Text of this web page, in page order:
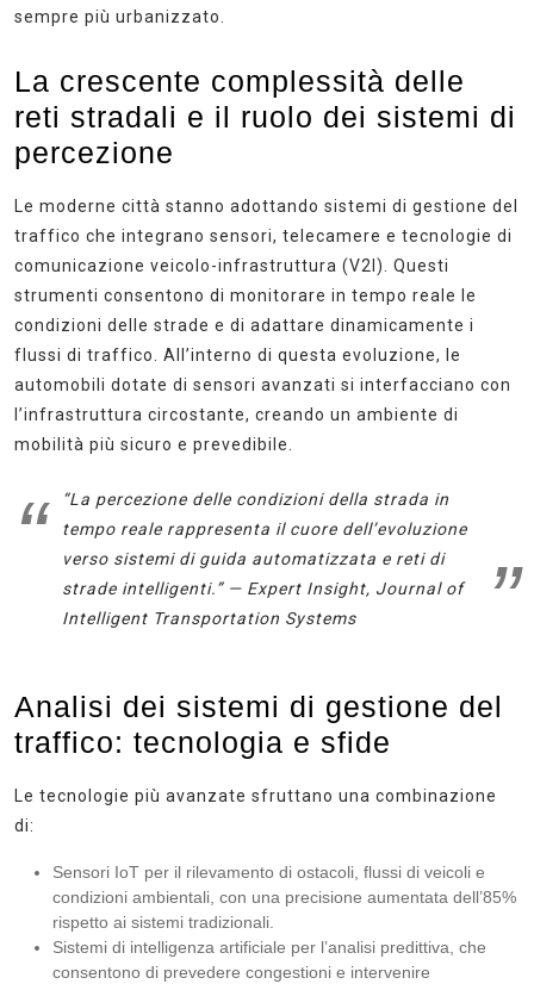
sempre più urbanizzato.
La crescente complessità delle
reti stradali e il ruolo dei sistemi di
percezione
Le moderne città stanno adottando sistemi di gestione del
traffico che integrano sensori, telecamere e tecnologie di
comunicazione veicolo-infrastruttura (V2I). Questi
strumenti consentono di monitorare in tempo reale le
condizioni delle strade e di adattare dinamicamente i
flussi di traffico. All’interno di questa evoluzione, le
automobili dotate di sensori avanzati si interfacciano con
l’infrastruttura circostante, creando un ambiente di
mobilità più sicuro e prevedibile.
“La percezione delle condizioni della strada in
tempo reale rappresenta il cuore dell’evoluzione
verso sistemi di guida automatizzata e reti di
strade intelligenti.” — Expert Insight, Journal of
Intelligent Transportation Systems
Analisi dei sistemi di gestione del
traffico: tecnologia e sfide
Le tecnologie più avanzate sfruttano una combinazione
di:
Sensori IoT per il rilevamento di ostacoli, flussi di veicoli e
condizioni ambientali, con una precisione aumentata dell’85%
rispetto ai sistemi tradizionali.
Sistemi di intelligenza artificiale per l’analisi predittiva, che
consentono di prevedere congestioni e intervenire